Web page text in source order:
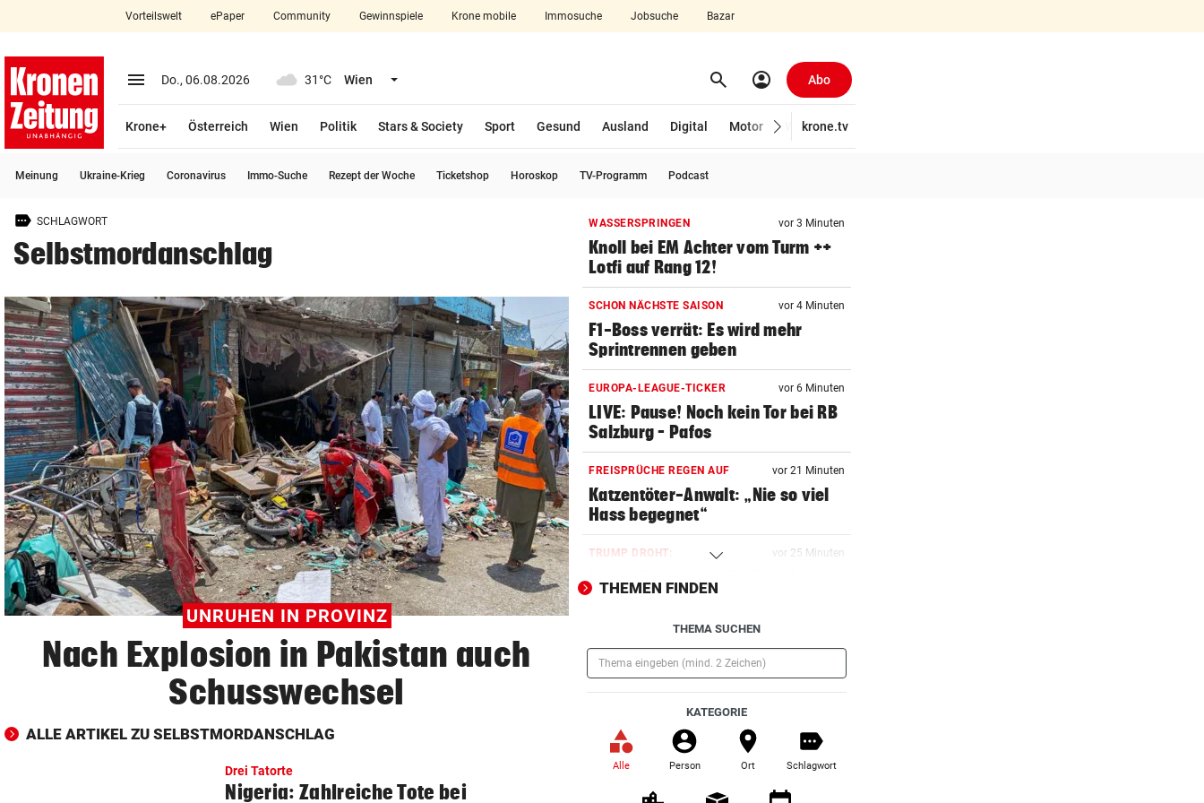
closeSchließen
account_circle Anmelden
arrow_right
bookmark Merkliste
search
Suchbegriff
eingeben
© Krone Multimedia GmbH & Co KG 2026
Muthgasse 2, 1190 Wien
Vorteilswelt ePaper Community Gewinnspiele Krone mobile Immosuche Jobsuche Bazar
menu Menü aufklappen
Do., 06.08.2026 31°C Wien Menü aufklappen search Suchen
account_circle Abo
Krone+ Österreich Wien Politik Stars & Society Sport Gesund Ausland Digital Motor Wirtschaft
krone.tv
Meinung Ukraine-Krieg Coronavirus Immo-Suche Rezept der Woche Ticketshop Horoskop TV-Programm Podcast
SCHLAGWORT
Selbstmordanschlag
UNRUHEN IN PROVINZ
Nach Explosion in Pakistan auch
Schusswechsel
ALLE ARTIKEL ZU SELBSTMORDANSCHLAG
Drei Tatorte
Nigeria: Zahlreiche Tote bei
WASSERSPRINGEN vor 3 Minuten
Knoll bei EM Achter vom Turm ++
Lotfi auf Rang 12!
SCHON NÄCHSTE SAISON vor 4 Minuten
F1-Boss verrät: Es wird mehr
Sprintrennen geben
EUROPA-LEAGUE-TICKER vor 6 Minuten
LIVE: Pause! Noch kein Tor bei RB
Salzburg – Pafos
FREISPRÜCHE REGEN AUF vor 21 Minuten
Katzentöter-Anwalt: „Nie so viel
Hass begegnet“
TRUMP DROHT: vor 25 Minuten
Lange Haftstrafen für Berichte
über Waffenengpässe
CONFERENCE LEAGUE
Sieg! Austria stößt die Tür zum
Play-off weit auf
MITTEN IN HITZEWELLE
Irre! Salzburg – Pafos wegen
Sintflut unterbrochen
RADSPORT vor 39 Minuten
THEMEN FINDEN
THEMA SUCHEN
KATEGORIE
Alle Person Ort Schlagwort